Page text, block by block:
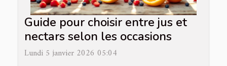
Guide pour choisir entre jus et
nectars selon les occasions
Lundi 5 janvier 2026 05:04